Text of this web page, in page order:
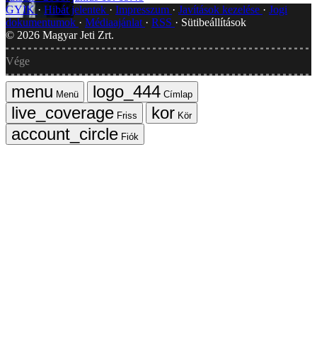
GYIK
Hibát jelentek Impresszum Javítások kezelése
Jogi
dokumentumok
Médiaajánlat RSS
Sütibeállítások
© 2026 Magyar Jeti Zrt.
Vége
Menü
Címlap
Friss
Kör
Fiók